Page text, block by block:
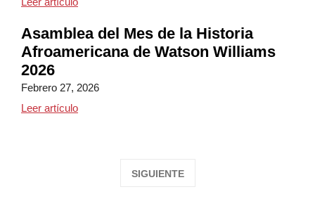
Asamblea del Mes de la Historia
Afroamericana de Watson Williams
2026
Febrero 27, 2026
Leer artículoAsamblea del Mes de la Historia Negra de Watson
SIGUIENTE